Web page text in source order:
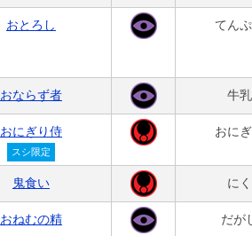
おとろし てん
おならず者 牛乳
おにぎり侍
スシ限定
おに
鬼食い にく
おねむの精 だが